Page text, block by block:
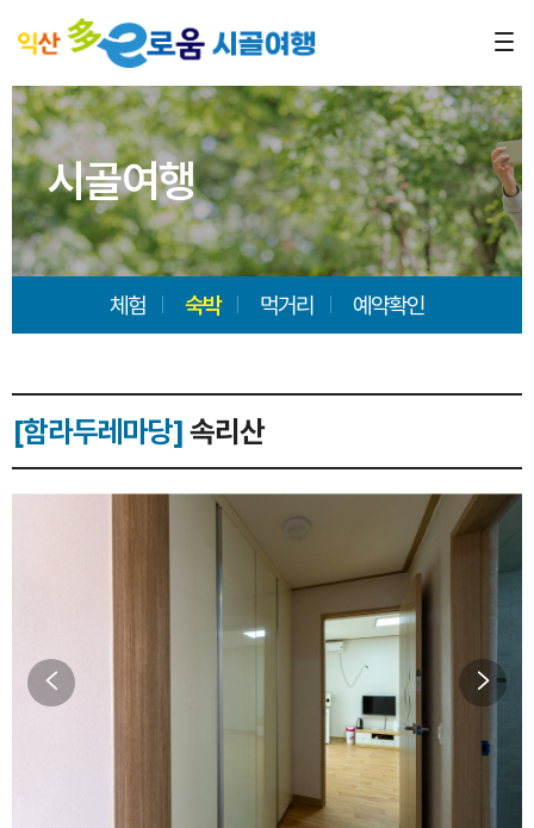
시골여행
체험 숙박 먹거리 예약확인
[함라두레마당] 속리산